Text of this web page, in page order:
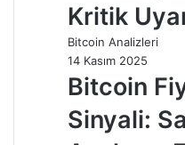
Kritik
Bitcoin Analizleri
14 Kasım 2025
Bitcoin
Sinyali: